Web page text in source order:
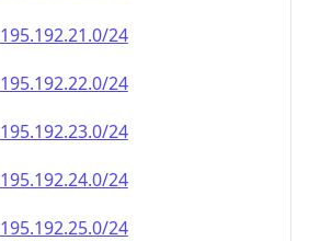
195.192.21.0/24
195.192.22.0/24
195.192.23.0/24
195.192.24.0/24
195.192.25.0/24